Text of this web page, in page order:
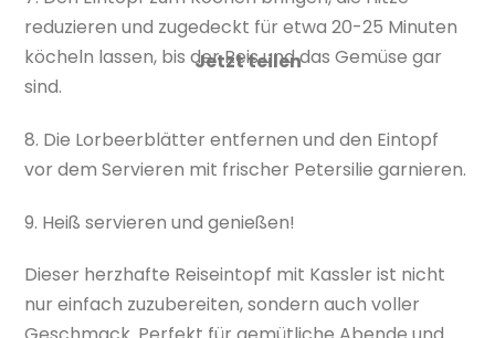
reduzieren und zugedeckt für etwa 20-25 Minuten
köcheln lassen, bis der Reis und das Gemüse gar
sind.
8. Die Lorbeerblätter entfernen und den Eintopf
vor dem Servieren mit frischer Petersilie garnieren.
9. Heiß servieren und genießen!
Dieser herzhafte Reiseintopf mit Kassler ist nicht
nur einfach zuzubereiten, sondern auch voller